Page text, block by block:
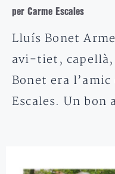
per Carme Escales
Lluís Bonet
avi-tiet,
Bonet era
Escales. Un